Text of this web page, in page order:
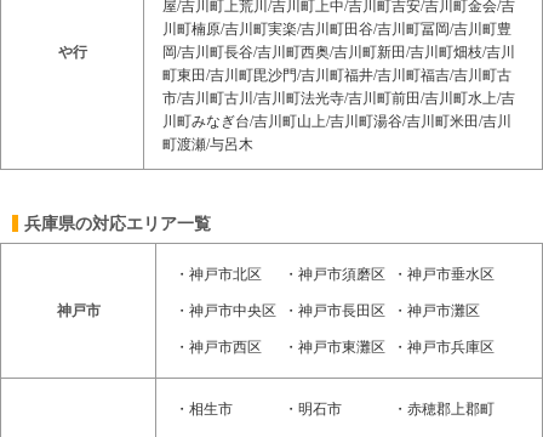
や行
屋/吉川町上荒川/吉川町上中/吉川町吉安/吉川町金会/吉
川町楠原/吉川町実楽/吉川町田谷/吉川町冨岡/吉川町豊
岡/吉川町長谷/吉川町西奥/吉川町新田/吉川町畑枝/吉川
町東田/吉川町毘沙門/吉川町福井/吉川町福吉/吉川町古
市/吉川町古川/吉川町法光寺/吉川町前田/吉川町水上/吉
川町みなぎ台/吉川町山上/吉川町湯谷/吉川町米田/吉川
町渡瀬/与呂木
兵庫県の対応エリア一覧
神戸市
・ 神戸市北区 ・ 神戸市須磨区 ・ 神戸市垂水区
・ 神戸市中央区 ・ 神戸市長田区 ・ 神戸市灘区
・ 神戸市西区 ・ 神戸市東灘区 ・ 神戸市兵庫区
・ 相生市 ・ 明石市 ・ 赤穂郡上郡町